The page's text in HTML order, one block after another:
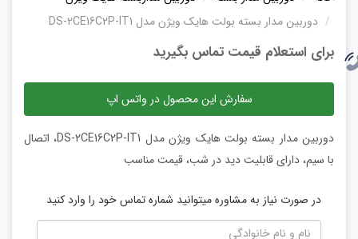
دوربین مدار بسته بولت هایک ویژن مدل DS-2CE16C2P-IT1
برای استعلام قیمت تماس بگیرید
سفارش این محصول در واتس اپ
دوربین مدار بسته بولت هایک ویژن مدل DS-2CE16C2P-IT1، اتصال
با سیم، دارای قابلیت دید در شب، قیمت مناسب
در صورت نیاز به مشاوره میتوانید شماره تماس خود را وارد کنید